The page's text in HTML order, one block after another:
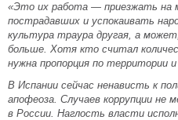
«Это их работа — приезжать на
пострадавших и успокаивать
культура траура другая, а
больше. Хотя кто считал
нужна пропорция по территории
В Испании сейчас ненависть к
апофеоза. Случаев коррупции
в России. Наглость власти